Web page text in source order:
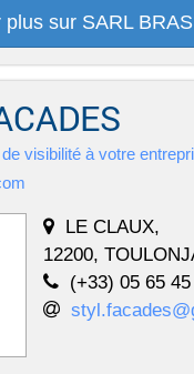
plus sur SARL
visibilité à votre
LE CLAUX,
12200,
(+33) 05 65